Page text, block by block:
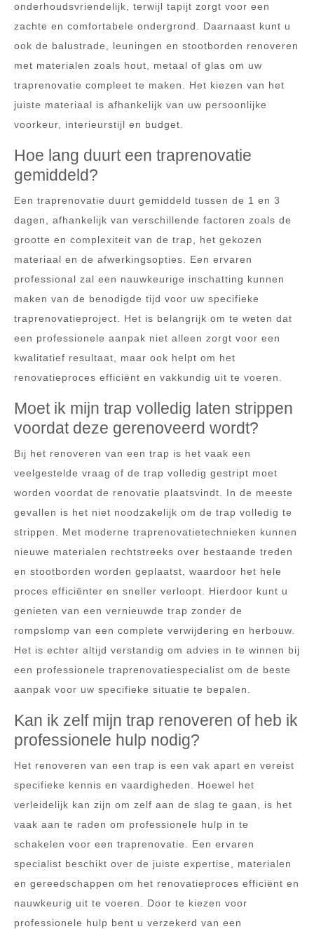
onderhoudsvriendelijk, terwijl tapijt zorgt voor een
zachte en comfortabele ondergrond. Daarnaast kunt u
ook de balustrade, leuningen en stootborden renoveren
met materialen zoals hout, metaal of glas om uw
traprenovatie compleet te maken. Het kiezen van het
juiste materiaal is afhankelijk van uw persoonlijke
voorkeur, interieurstijl en budget.
Hoe lang duurt een traprenovatie
gemiddeld?
Een traprenovatie duurt gemiddeld tussen de 1 en 3
dagen, afhankelijk van verschillende factoren zoals de
grootte en complexiteit van de trap, het gekozen
materiaal en de afwerkingsopties. Een ervaren
professional zal een nauwkeurige inschatting kunnen
maken van de benodigde tijd voor uw specifieke
traprenovatieproject. Het is belangrijk om te weten dat
een professionele aanpak niet alleen zorgt voor een
kwalitatief resultaat, maar ook helpt om het
renovatieproces efficiënt en vakkundig uit te voeren.
Moet ik mijn trap volledig laten strippen
voordat deze gerenoveerd wordt?
Bij het renoveren van een trap is het vaak een
veelgestelde vraag of de trap volledig gestript moet
worden voordat de renovatie plaatsvindt. In de meeste
gevallen is het niet noodzakelijk om de trap volledig te
strippen. Met moderne traprenovatietechnieken kunnen
nieuwe materialen rechtstreeks over bestaande treden
en stootborden worden geplaatst, waardoor het hele
proces efficiënter en sneller verloopt. Hierdoor kunt u
genieten van een vernieuwde trap zonder de
rompslomp van een complete verwijdering en herbouw.
Het is echter altijd verstandig om advies in te winnen bij
een professionele traprenovatiespecialist om de beste
aanpak voor uw specifieke situatie te bepalen.
Kan ik zelf mijn trap renoveren of heb ik
professionele hulp nodig?
Het renoveren van een trap is een vak apart en vereist
specifieke kennis en vaardigheden. Hoewel het
verleidelijk kan zijn om zelf aan de slag te gaan, is het
vaak aan te raden om professionele hulp in te
schakelen voor een traprenovatie. Een ervaren
specialist beschikt over de juiste expertise, materialen
en gereedschappen om het renovatieproces efficiënt en
nauwkeurig uit te voeren. Door te kiezen voor
professionele hulp bent u verzekerd van een